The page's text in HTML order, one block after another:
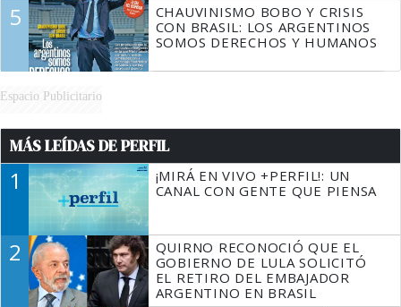
5
CHAUVINISMO BOBO Y CRISIS
CON BRASIL: LOS ARGENTINOS
SOMOS DERECHOS Y HUMANOS
Espacio Publicitario
MÁS LEÍDAS DE PERFIL
1
¡MIRÁ EN VIVO +PERFIL!: UN
CANAL CON GENTE QUE PIENSA
2
QUIRNO RECONOCIÓ QUE EL
GOBIERNO DE LULA SOLICITÓ
EL RETIRO DEL EMBAJADOR
ARGENTINO EN BRASIL